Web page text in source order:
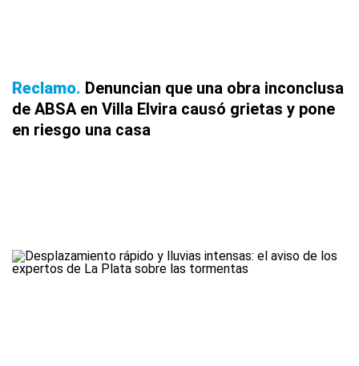
Reclamo Denuncian que una obra inconclusa
de ABSA en Villa Elvira causó grietas y pone
en riesgo una casa